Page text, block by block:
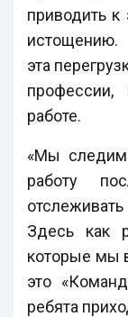
приводить
истощению.
эта
профессии,
работе.
«Мы следим
работу
Здесь как
которые мы
это
ребята